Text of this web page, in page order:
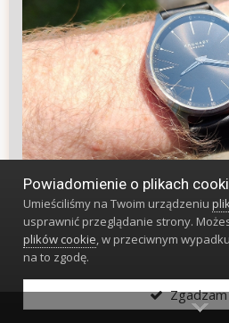
mario1971 74478
Powiadomienie o plikach
Umieściliśmy na Twoim urządzeniu
usprawnić przeglądanie strony.
plików cookie, w przeciwnym
na to zgodę.
Zgadzam